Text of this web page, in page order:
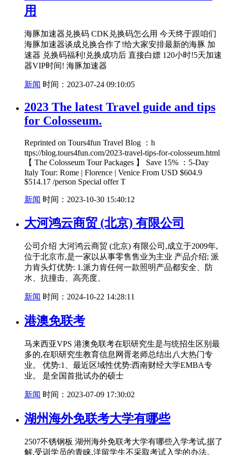
用
海豚加速器兑换码 CDK兑换码怎么用 今天终于跟咱们
海豚加速器谈成兑换合作了!给大家安排最新的海豚 加
速器 兑换码福利!兑换成功后 直接白嫖 120小时!5天加速
器VIP时间! 海豚加速器
新闻 时间：2023-07-24 09:10:05
2023 The latest Travel guide and tips
for Colosseum.
Reprinted on Tours4fun Travel Blog ：h
ttps://blog.tours4fun.com/2023-travel-tips-for-colosseum.html
【 The Colosseum Tour Packages 】 Save 15% ：5-Day
Italy Tour: Rome | Florence | Venice From USD $604.9
$514.17 /person Special offer T
新闻 时间：2023-10-30 15:40:12
大河鸿云商贸 (北京) 有限公司
公司介绍 大河鸿云商贸 (北京) 有限公司,成立于2009年,
位于北京市,是一家以从事零售售业为主业 产品介绍; 派
力肯头灯优势: 1.派力肯任何一款照明产品都安全、防
水、抗撞击、高亮度、
新闻 时间：2024-10-22 14:28:11
港澳免联考
马来西亚VPS 港澳免联考在职研究生是与统招生区别最
多的,在职研究生教育信息网胥老师总结出八大热门专
业。 优势:1、最近区域性优势:西南财经大学EMBA专
业。 是全国首批试办的硕士
新闻 时间：2023-07-09 17:30:02
湖州海外免联考大学有哪些
2507不锈钢板 湖州海外免联考大学有哪些入学考试,据了
解,受训学员的青睐,洋留学生不采取考试入学的办法。